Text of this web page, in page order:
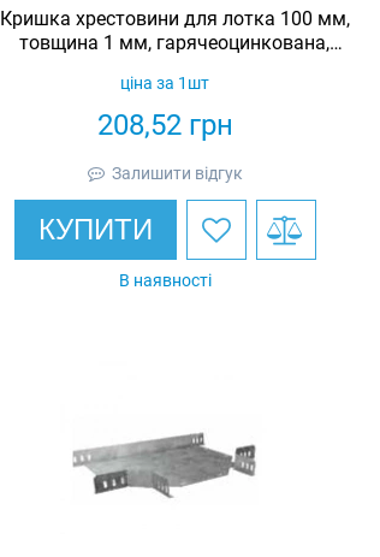
Кришка хрестовини для лотка 100 мм,
товщина 1 мм, гарячеоцинкована,
208,52грн
ціна за 1шт
Залишити відгук
КУПИТИ
В наявності